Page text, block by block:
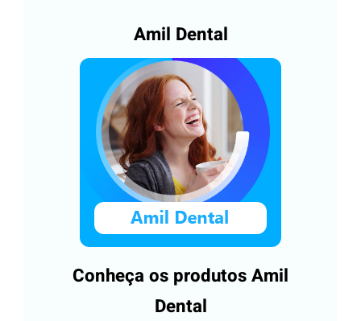
Amil Dental
Conheça os produtos Amil
Dental